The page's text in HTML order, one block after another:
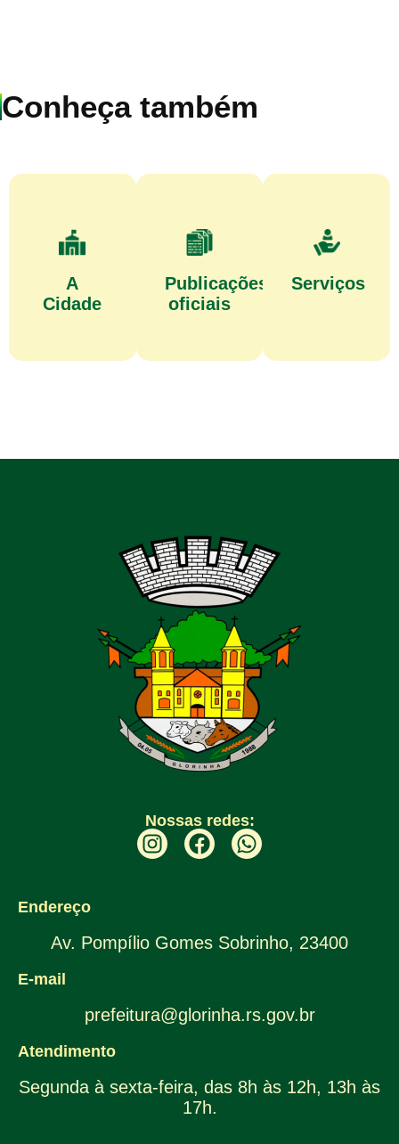
Conheça também
A
Cidade
Publicações
oficiais
Serviços
Nossas redes:
Endereço
Av. Pompílio Gomes Sobrinho, 23400
E-mail
prefeitura@glorinha.rs.gov.br
Atendimento
Segunda à sexta-feira, das 8h às 12h, 13h às
17h.